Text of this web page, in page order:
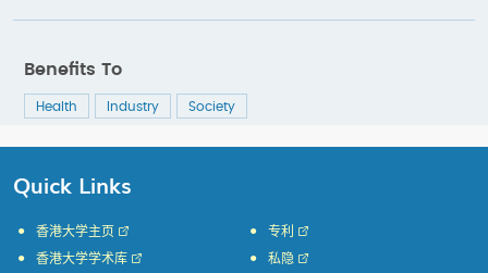
Benefits To
Health Industry Society
Quick Links
香港大学主页
香港大学学术库
专利
私隐